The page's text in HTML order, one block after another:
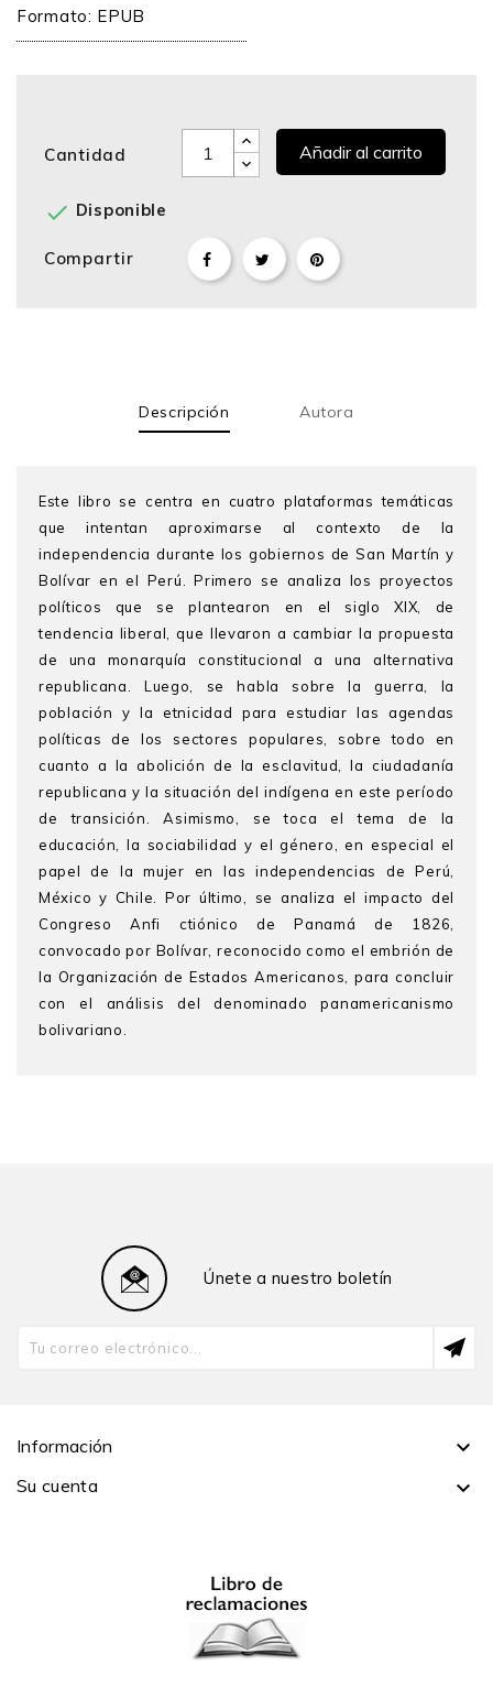
Formato: EPUB
Cantidad Añadir al carrito
 Disponible
Compartir
Descripción Autora
Este libro se centra en cuatro plataformas temáticas
que intentan aproximarse al contexto de la
independencia durante los gobiernos de San Martín y
Bolívar en el Perú. Primero se analiza los proyectos
políticos que se plantearon en el siglo XIX, de
tendencia liberal, que llevaron a cambiar la propuesta
de una monarquía constitucional a una alternativa
republicana. Luego, se habla sobre la guerra, la
población y la etnicidad para estudiar las agendas
políticas de los sectores populares, sobre todo en
cuanto a la abolición de la esclavitud, la ciudadanía
republicana y la situación del indígena en este período
de transición. Asimismo, se toca el tema de la
educación, la sociabilidad y el género, en especial el
papel de la mujer en las independencias de Perú,
México y Chile. Por último, se analiza el impacto del
Congreso Anfi ctiónico de Panamá de 1826,
convocado por Bolívar, reconocido como el embrión de
la Organización de Estados Americanos, para concluir
con el análisis del denominado panamericanismo
bolivariano.
miembro de número de la Academia Nacional de la
Historia del Perú, donde fue directora de la Revista
Histórica. Es miembro correspondiente de las
Venezuela. Ha sido distinguida con becas de la John
la Cátedra Simón Bolívar de la Universidad de
Nacional de Historia Bustamante de la Fuente y, en
La gran rebelión en los Andes. De Túpac Amaru a
Túpac Catari (1995), Kurakas sin Sucesiones. Del
cacique al alcalde de indios (1997), Mestizos reales en
Únete a nuestro boletín
Información 
Su cuenta 